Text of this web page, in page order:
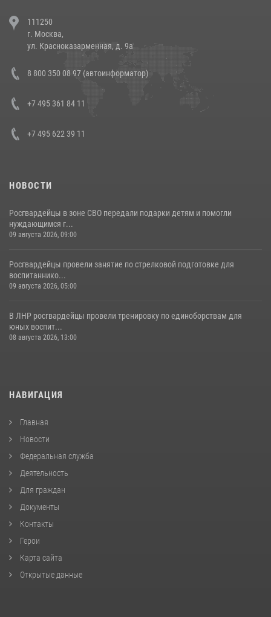
напавших на бригаду скорой помощи (видео)
14 июля 2026, 12:20
Состоялась рабочая встреча директора Росгвардии Героя России
генерала армии Виктора Золотова с заместителем полномочного
представителя Президента Российской Федерации в Северо-
Кавказском федеральном округе Виталием Кузнецовым
111250
г. Москва,
ул. Красноказарменная, д. 9а
8 800 350 08 97 (автоинформатор)
+7 495 361 84 11
+7 495 622 39 11
НОВОСТИ
Росгвардейцы в зоне СВО передали подарки детям и помогли
нуждающимся г...
09 августа 2026, 09:00
Росгвардейцы провели занятие по стрелковой подготовке для
воспитаннико...
09 августа 2026, 05:00
В ЛНР росгвардейцы провели тренировку по единоборствам для
юных воспит...
08 августа 2026, 13:00
НАВИГАЦИЯ
Главная
Новости
Федеральная служба
Деятельность
Для граждан
Документы
Контакты
Герои
Карта сайта
Открытые данные